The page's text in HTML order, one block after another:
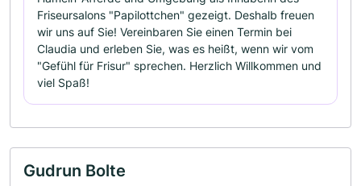
Friseursalons "Papilottchen" gezeigt. Deshalb freuen
wir uns auf Sie! Vereinbaren Sie einen Termin bei
Claudia und erleben Sie, was es heißt, wenn wir vom
"Gefühl für Frisur" sprechen. Herzlich Willkommen und
viel Spaß!
Gudrun Bolte